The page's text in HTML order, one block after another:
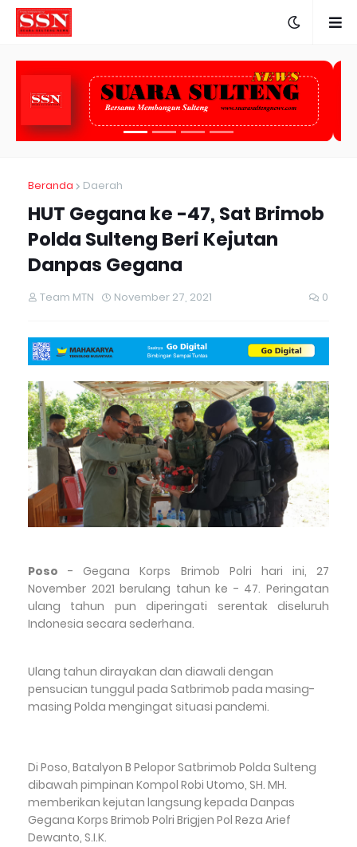
Beranda Daerah
HUT Gegana ke -47, Sat Brimob
Polda Sulteng Beri Kejutan
Danpas Gegana
Team MTN November 27, 2021 0
Poso - Gegana Korps Brimob Polri hari ini, 27
November 2021 berulang tahun ke - 47. Peringatan
ulang tahun pun diperingati serentak diseluruh
Indonesia secara sederhana.
Ulang tahun dirayakan dan diawali dengan
pensucian tunggul pada Satbrimob pada masing-
masing Polda mengingat situasi pandemi.
Di Poso, Batalyon B Pelopor Satbrimob Polda Sulteng
dibawah pimpinan Kompol Robi Utomo, SH. MH.
memberikan kejutan langsung kepada Danpas
Gegana Korps Brimob Polri Brigjen Pol Reza Arief
Dewanto, S.I.K.